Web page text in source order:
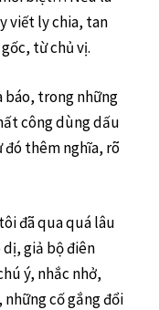
viết ly chia, tan
từ chủ vị.
báo, trong những
công dùng dấu
thêm nghĩa, rõ
đã qua quá lâu
giả bộ điên
ý, nhắc nhở,
cố gắng đổi